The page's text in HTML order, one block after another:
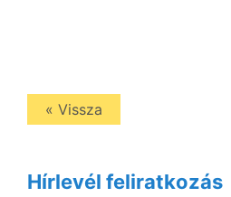
« Vissza
Hírlevél feliratkozás